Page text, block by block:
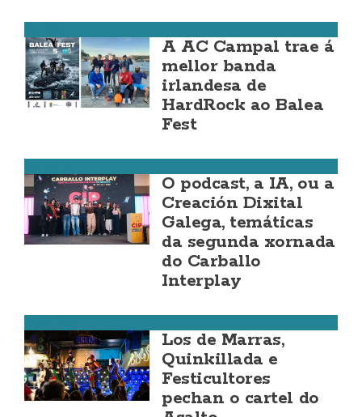
A AC Campal trae á
mellor banda
irlandesa de
HardRock ao Balea
Fest
O podcast, a IA, ou a
Creación Dixital
Galega, temáticas
da segunda xornada
do Carballo
Interplay
Los de Marras,
Quinkillada e
Festicultores
pechan o cartel do